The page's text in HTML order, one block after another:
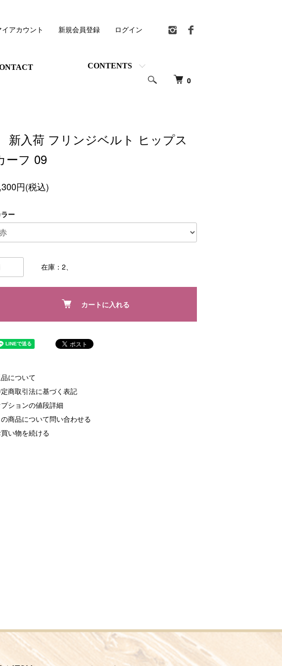
0
CONTENTS
イアカウント 新規会員登録 ログイン
新入荷 フリンジベルト ヒップス
ーフ 09
円(税込)
ラー
在庫：2、
カートに入れる
について
商取引法に基づく表記
ションの値段詳細
の商品について問い合わせる
い物を続ける